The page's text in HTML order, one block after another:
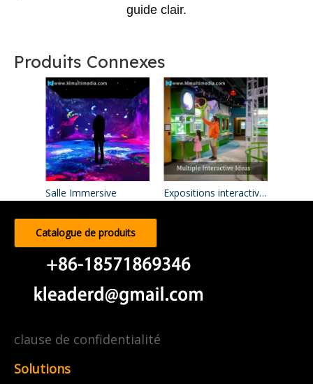
guide clair.
Produits Connexes
Salle Immersive Expositions interactives du musée
Catalogue de produits
clause de confidentialité
Solutions